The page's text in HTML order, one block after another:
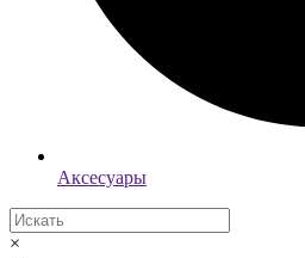
Аксесуары
×